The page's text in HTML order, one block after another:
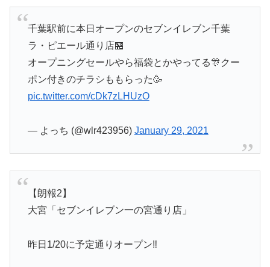
千葉駅前に本日オープンのセブンイレブン千葉
ラ・ピエール通り店🏪
オープニングセールやら福袋とかやってる🎊クー
ポン付きのチラシももらった🥳
pic.twitter.com/cDk7zLHUzO
— よっち (@wlr423956) January 29, 2021
【朗報2】
大宮「セブンイレブン一の宮通り店」
昨日1/20に予定通りオープン‼️